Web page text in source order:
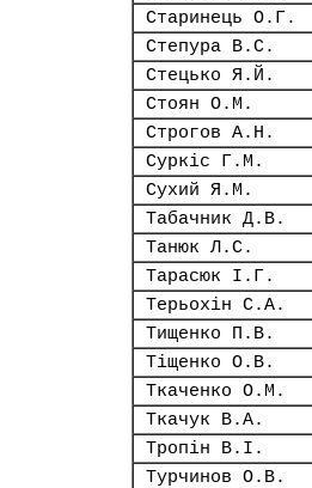
Старинець О.Г.
Степура В.С.
Стецько Я.Й.
Стоян О.М.
Строгов А.Н.
Суркіс Г.М.
Сухий Я.М.
Табачник Д.В.
Танюк Л.С.
Тарасюк І.Г.
Терьохін С.А.
Тищенко П.В.
Тіщенко О.В.
Ткаченко О.М.
Ткачук В.А.
Тропін В.І.
Турчинов О.В.